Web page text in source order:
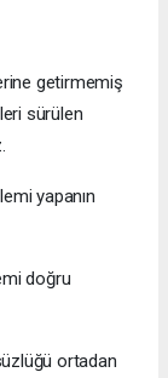
getirmemiş
sürülen
yapanın
doğru
ortadan